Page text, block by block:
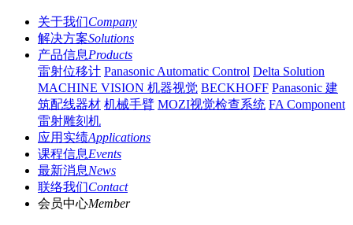
关于我们Company
解决方案Solutions
产品信息Products
雷射位移计 Panasonic Automatic Control Delta Solution
MACHINE VISION 机器视觉 BECKHOFF Panasonic 建
筑配线器材 机械手臂 MOZI视觉检查系统 FA Component
雷射雕刻机
应用实绩Applications
课程信息Events
最新消息News
联络我们Contact
会员中心Member